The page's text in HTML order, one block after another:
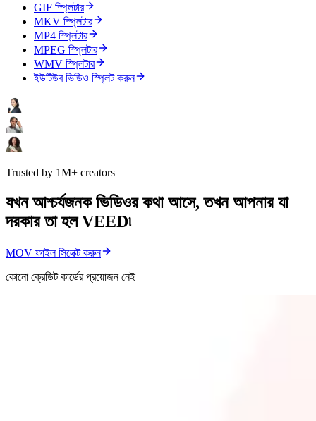
GIF স্প্লিটার
MKV স্প্লিটার
MP4 স্প্লিটার
MPEG স্প্লিটার
WMV স্প্লিটার
ইউটিউব ভিডিও স্প্লিট করুন
Trusted by 1M+ creators
যখন আশ্চর্যজনক ভিডিওর কথা আসে, তখন আপনার যা
দরকার তা হল VEED৷
MOV ফাইল সিলেক্ট করুন
কোনো ক্রেডিট কার্ডের প্রয়োজন নেই